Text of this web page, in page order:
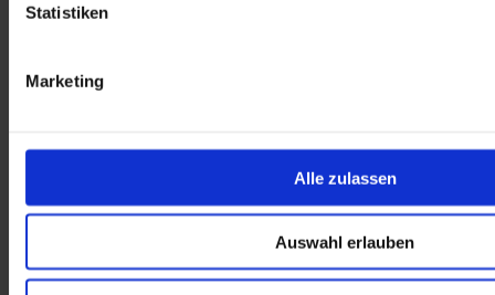
Statistiken
Marketing
Alle zulassen
Auswahl erlauben